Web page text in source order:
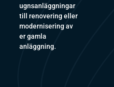
ugnsanläggningar
till renovering eller
modernisering av
er gamla
anläggning.